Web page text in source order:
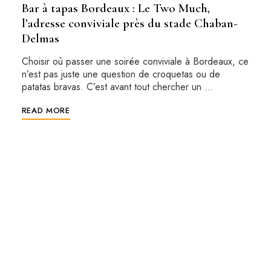
Bar à tapas Bordeaux : Le Two Much,
l’adresse conviviale près du stade Chaban-
Delmas
Choisir où passer une soirée conviviale à Bordeaux, ce
n’est pas juste une question de croquetas ou de
patatas bravas. C’est avant tout chercher un …
READ MORE